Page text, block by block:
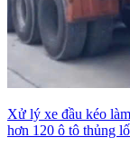
Xử lý xe đầu kéo
hơn 120 ô tô thủng